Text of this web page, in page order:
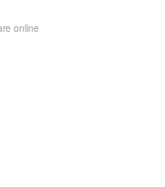
online